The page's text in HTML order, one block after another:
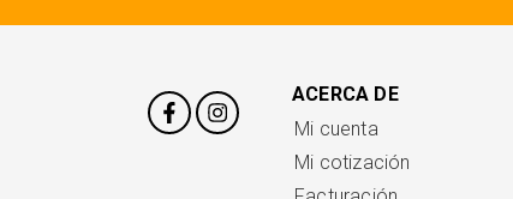
ACERCA DE
Mi cuenta
Mi cotización